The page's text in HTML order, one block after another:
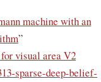
machine with an
”
visual area V2
sparse-deep-belief-